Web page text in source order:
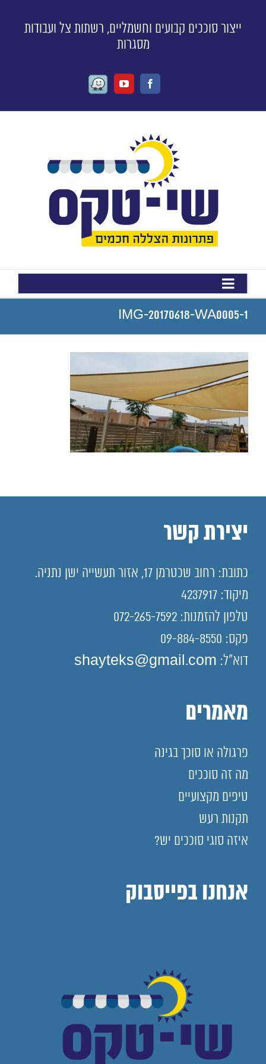
ייצור סוככים קבועים וחשמליים, רשתות צל ועבודות
מסגרות
Facebook
Youtube
Waze
IMG-20170618-WA0005-1
יצירת קשר
כתובת: רחוב שכטרמן 17, אזור תעשייה ישן נתניה.
מיקוד: 4237917
טלפון להזמנות: 072-265-7592
פקס: 09-884-8550
דוא"ל: shayteks@gmail.com
מאמרים
פרגולה או סוכך בגינה
מה זה סוככים
טיפים מקצועיים
תקנות רעש
איזה סוגי סוככים יש?
אנחנו בפייסבוק